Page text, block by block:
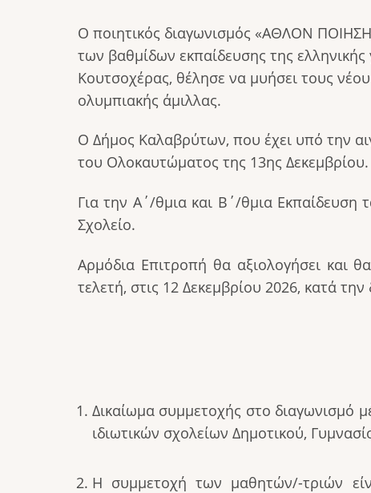
Ο ποιητικός διαγωνισμός «ΑΘΛΟΝ
των βαθμίδων εκπαίδευσης της
Κουτσοχέρας, θέλησε να μυήσει τους
ολυμπιακής άμιλλας.
Ο Δήμος Καλαβρύτων, που έχει υπό την
του Ολοκαυτώματος της 13ης Δεκεμβρίου.
Για την Α΄/θμια και Β΄/θμια Εκπαίδευση
Σχολείο.
Αρμόδια Επιτροπή θα αξιολογήσει και
τελετή, στις 12 Δεκεμβρίου 2026, κατά
Δικαίωμα συμμετοχής στο διαγωνισμό
ιδιωτικών σχολείων Δημοτικού,
Η συμμετοχή των μαθητών/-τριών